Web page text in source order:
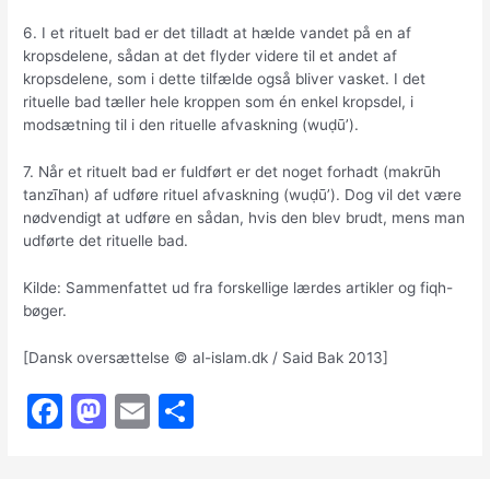
6. I et rituelt bad er det tilladt at hælde vandet på en af
kropsdelene, sådan at det flyder videre til et andet af
kropsdelene, som i dette tilfælde også bliver vasket. I det
rituelle bad tæller hele kroppen som én enkel kropsdel, i
modsætning til i den rituelle afvaskning (wuḍūʼ).
7. Når et rituelt bad er fuldført er det noget forhadt (makrūh
tanzīhan) af udføre rituel afvaskning (wuḍūʼ). Dog vil det være
nødvendigt at udføre en sådan, hvis den blev brudt, mens man
udførte det rituelle bad.
Kilde: Sammenfattet ud fra forskellige lærdes artikler og fiqh-
bøger.
[Dansk oversættelse © al-islam.dk / Said Bak 2013]
F
M E